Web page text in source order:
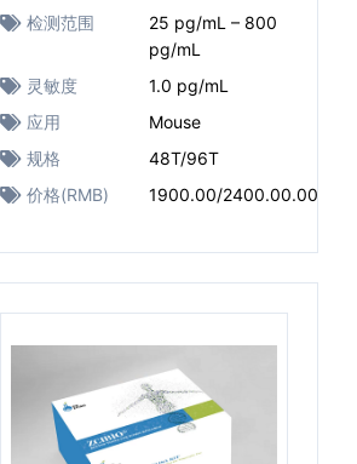
检测范围
25 pg/mL – 800
pg/mL
灵敏度
1.0 pg/mL
应用
Mouse
规格
48T/96T
价格(RMB)
1900.00/2400.00.00